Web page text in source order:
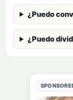
¿Puedo
¿Puedo